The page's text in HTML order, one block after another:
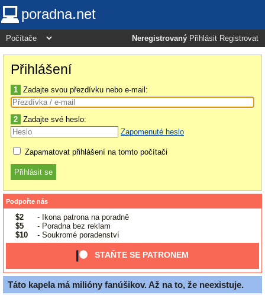
poradna.net
Neregistrovaný Přihlásit Registrovat
Přihlášení
1 Zadajte svou přezdívku nebo e-mail:
2 Zadajte své heslo:
Zapomenuté heslo
Zapamatovat přihlášení na tomto počítači
Podpořte nás
$2
- Ikona patrona na poradně
$5
- Poradna bez reklam
$10
- Soukromé poradenství
STAŇTE SE PATRONEM
Táto kapela má milióny fanúšikov. Až na to, že neexistuje.